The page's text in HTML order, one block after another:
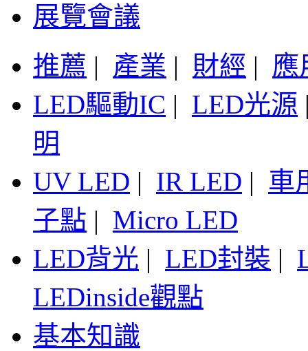
展覽會議
推薦 | 產業 | 財經 | 應
LED驅動IC | LED光源
明
UV LED | IR LED | 車
子點 | Micro LED
LED背光 | LED封裝 |
LEDinside觀點
基本知識